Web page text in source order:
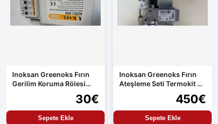
Inoksan Greenoks Fırın
Gerilim Koruma Rölesi
Orijinal Yedek Parça30€
Sepete Ekle
Inoksan Greenoks Fırın
Ateşleme Seti Termokit ve
450€
Sepete Ekle